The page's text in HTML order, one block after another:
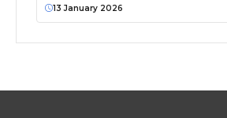
13 January 2026